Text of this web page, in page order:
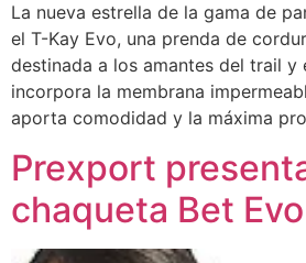
La nueva estrella de la gama de
el T-Kay Evo, una prenda de
destinada a los amantes del trail y
incorpora la membrana
aporta comodidad y la máxima
Prexport
chaqueta Bet Evo